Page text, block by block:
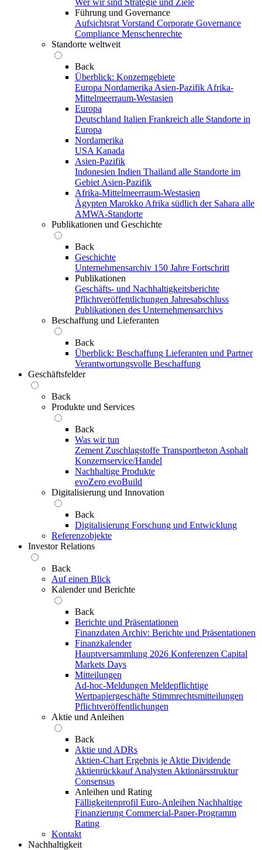
Führung und Governance
Aufsichtsrat Vorstand Corporate Governance
Compliance Menschenrechte
Standorte weltweit
Back
Überblick: Konzerngebiete
Europa Nordamerika Asien-Pazifik Afrika-
Mittelmeerraum-Westasien
Europa
Deutschland Italien Frankreich alle Standorte in
Europa
Nordamerika
USA Kanada
Asien-Pazifik
Indonesien Indien Thailand alle Standorte im
Gebiet Asien-Pazifik
Afrika-Mittelmeerraum-Westasien
Ägypten Marokko Afrika südlich der Sahara alle
AMWA-Standorte
Publikationen und Geschichte
Back
Geschichte
Unternehmensarchiv 150 Jahre Fortschritt
Publikationen
Geschäfts- und Nachhaltigkeitsberichte
Pflichtveröffentlichungen Jahresabschluss
Publikationen des Unternehmensarchivs
Beschaffung und Lieferanten
Back
Überblick: Beschaffung Lieferanten und Partner
Verantwortungsvolle Beschaffung
Geschäftsfelder
Back
Produkte und Services
Back
Was wir tun
Zement Zuschlagstoffe Transportbeton Asphalt
Konzernservice/Handel
Nachhaltige Produkte
evoZero evoBuild
Digitalisierung und Innovation
Back
Digitalisierung Forschung und Entwicklung
Referenzobjekte
Investor Relations
Back
Auf einen Blick
Kalender und Berichte
Back
Berichte und Präsentationen
Finanzdaten Archiv: Berichte und Präsentationen
Finanzkalender
Hauptversammlung 2026 Konferenzen Capital
Markets Days
Mitteilungen
Ad-hoc-Meldungen Meldepflichtige
Wertpapiergeschäfte Stimmrechtsmitteilungen
Pflichtveröffentlichungen
Aktie und Anleihen
Back
Aktie und ADRs
Aktien-Chart Ergebnis je Aktie Dividende
Aktienrückkauf Analysten Aktionärsstruktur
Consensus
Anleihen und Rating
Fälligkeitenprofil Euro-Anleihen Nachhaltige
Finanzierung Commercial-Paper-Programm
Rating
Kontakt
Nachhaltigkeit